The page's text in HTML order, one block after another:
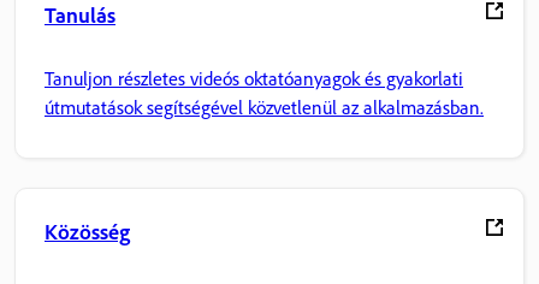
Tanulás
Tanuljon részletes videós oktatóanyagok és gyakorlati
útmutatások segítségével közvetlenül az alkalmazásban.
Közösség